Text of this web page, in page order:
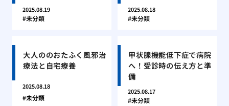
2025.08.19
未分類
2025.08.18
未分類
大人ののおたふく風邪治
療法と自宅療養
2025.08.18
未分類
甲状腺機能低下症で病院
へ！受診時の伝え方と準
備
2025.08.17
未分類